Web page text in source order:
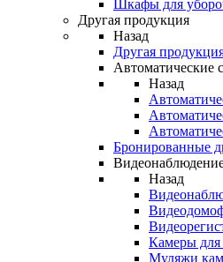
Шкафы для
Другая продукция
Назад
Другая
Автоматические
Назад
Бронированные
Назад
Камеры
Муляжи